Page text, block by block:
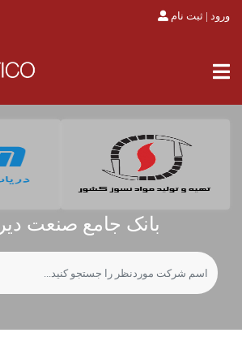
ورود | ثبت نام
بانک جامع صنعت